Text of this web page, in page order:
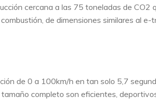
cercana a las 75 toneladas de CO2
de dimensiones similares al e-
de 0 a 100km/h en tan solo 5,7
completo son eficientes,